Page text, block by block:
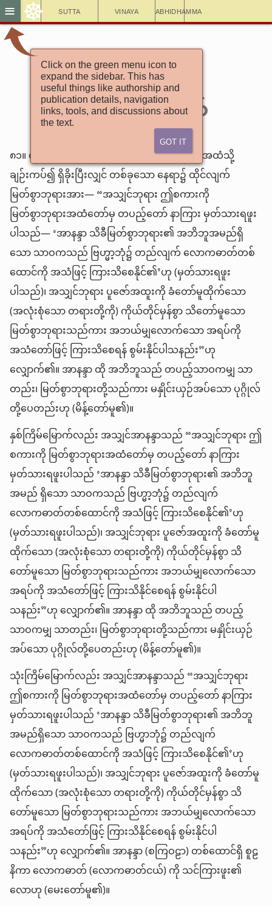
Sutta Vinaya Abhidhamma
≡ ☸
Click on the green menu icon to
expand the sidebar. This has
useful things like authorship and
publication details, navigation
links, tools, and discussions about
the text.
Got It
အင်္ဂုတ္တရနိကာယ်
(၈) ၃-အာနန္ဒဝဂ်
၁ဝ-စူဠနိုကာသုတ်
၈၁။ ထိုအခါ အသျှင်အာနန္ဒာသည် မြတ်စွာဘုရားအထံသို့
ချဉ်းကပ်၍ ရှိခိုးပြီးလျှင် တစ်ခုသော နေရာ၌ ထိုင်လျက်
မြတ်စွာဘုရားအား— “အသျှင်ဘုရား ဤစကားကို
မြတ်စွာဘုရားအထံတော်မှ တပည့်တော် နာကြား မှတ်သားရဖူး
ပါသည်— ‘အာနန္ဒာ သိခီမြတ်စွာဘုရား၏ အဘိဘူအမည်ရှိ
သော သာဝကသည် ဗြဟ္မာ့ဘုံ၌ တည်လျက် လောကဓာတ်တစ်
ထောင်ကို အသံဖြင့် ကြားသိစေနိုင်၏’ဟု (မှတ်သားရဖူး
ပါသည်)၊ အသျှင်ဘုရား ပူဇော်အထူးကို ခံတော်မူထိုက်သော
(အလုံးစုံသော တရားတို့ကို) ကိုယ်တိုင်မှန်စွာ သိတော်မူသော
မြတ်စွာဘုရားသည်ကား အဘယ်မျှလောက်သော အရပ်ကို
အသံတော်ဖြင့် ကြားသိစေရန် စွမ်းနိုင်ပါသနည်း”ဟု
လျှောက်၏။ အာနန္ဒာ ထို အဘိဘူသည် တပည့်သာဝကမျှ သာ
တည်း၊ မြတ်စွာဘုရားတို့သည်ကား မနှိုင်းယှဉ်အပ်သော ပုဂ္ဂိုလ်
တို့ပေတည်းဟု (မိန့်တော်မူ၏)။
နှစ်ကြိမ်မြောက်လည်း အသျှင်အာနန္ဒာသည် “အသျှင်ဘုရား ဤ
စကားကို မြတ်စွာဘုရားအထံတော်မှ တပည့်တော် နာကြား
မှတ်သားရဖူးပါသည် ‘အာနန္ဒာ သိခီမြတ်စွာဘုရား၏ အဘိဘူ
အမည် ရှိသော သာဝကသည် ဗြဟ္မာ့ဘုံ၌ တည်လျက်
လောကဓာတ်တစ်ထောင်ကို အသံဖြင့် ကြားသိစေနိုင်၏’ဟု
(မှတ်သားရဖူးပါသည်)၊ အသျှင်ဘုရား ပူဇော်အထူးကို ခံတော်မူ
ထိုက်သော (အလုံးစုံသော တရားတို့ကို) ကိုယ်တိုင်မှန်စွာ သိ
တော်မူသော မြတ်စွာဘုရားသည်ကား အဘယ်မျှလောက်သော
အရပ်ကို အသံတော်ဖြင့် ကြားသိနိုင်စေရန် စွမ်းနိုင်ပါ
သနည်း”ဟု လျှောက်၏။ အာနန္ဒာ ထို အဘိဘူသည် တပည့်
သာဝကမျှ သာတည်း၊ မြတ်စွာဘုရားတို့သည်ကား မနှိုင်းယှဉ်
အပ်သော ပုဂ္ဂိုလ်တို့ပေတည်းဟု (မိန့်တော်မူ၏)။
သုံးကြိမ်မြောက်လည်း အသျှင်အာနန္ဒာသည် “အသျှင်ဘုရား
ဤစကားကို မြတ်စွာဘုရားအထံတော်မှ တပည့်တော် နာကြား
မှတ်သားရဖူးပါသည် ‘အာနန္ဒာ သိခီမြတ်စွာဘုရား၏ အဘိဘူ
အမည်ရှိသော သာဝကသည် ဗြဟ္မာဘုံ၌ တည်လျက်
လောကဓာတ်တစ်ထောင်ကို အသံဖြင့် ကြားသိစေနိုင်၏’ဟု
(မှတ်သားရဖူးပါသည်)၊ အသျှင်ဘုရား ပူဇော်အထူးကို ခံတော်မူ
ထိုက်သော (အလုံးစုံသော တရားတို့ကို) ကိုယ်တိုင်မှန်စွာ သိ
တော်မူသော မြတ်စွာဘုရားသည်ကား အဘယ်မျှလောက်သော
အရပ်ကို အသံတော်ဖြင့် ကြားသိနိုင်စေရန် စွမ်းနိုင်ပါ
သနည်း”ဟု လျှောက်၏။ အာနန္ဒာ (စကြဝဠာ) တစ်ထောင်ရှိ စူဠ
နိကာ လောကဓာတ် (လောကဓာတ်ငယ်) ကို သင်ကြားဖူး၏
လောဟု (မေးတော်မူ၏)။